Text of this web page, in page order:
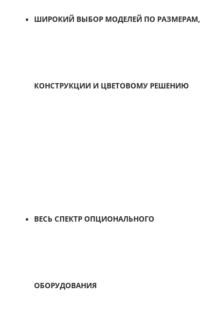
ШИРОКИЙ ВЫБОР МОДЕЛЕЙ ПО РАЗМЕРАМ,
КОНСТРУКЦИИ И ЦВЕТОВОМУ РЕШЕНИЮ
ВЕСЬ СПЕКТР ОПЦИОНАЛЬНОГО
ОБОРУДОВАНИЯ